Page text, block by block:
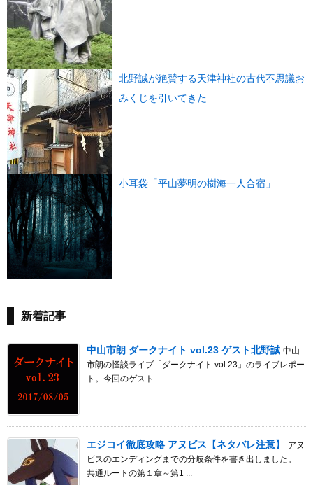
北野誠が絶賛する天津神社の古代不思議お
みくじを引いてきた
小耳袋「平山夢明の樹海一人合宿」
新着記事
中山市朗 ダークナイト vol.23 ゲスト北野誠 中山
市朗の怪談ライブ「ダークナイト vol.23」のライブレポー
ト。今回のゲスト ...
エジコイ徹底攻略 アヌビス【ネタバレ注意】
アヌ
ビスのエンディングまでの分岐条件を書き出しました。
共通ルートの第１章～第1 ...